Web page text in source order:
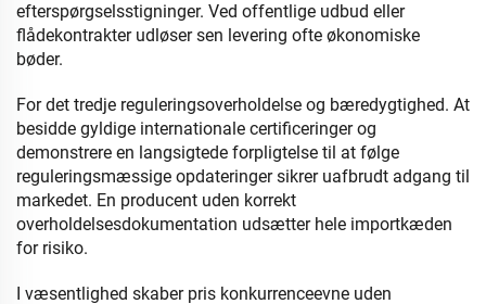
efterspørgselsstigninger. Ved offentlige udbud eller
flådekontrakter udløser sen levering ofte økonomiske
bøder.
For det tredje reguleringsoverholdelse og bæredygtighed. At
besidde gyldige internationale certificeringer og
demonstrere en langsigtede forpligtelse til at følge
reguleringsmæssige opdateringer sikrer uafbrudt adgang til
markedet. En producent uden korrekt
overholdelsesdokumentation udsætter hele importkæden
for risiko.
I væsentlighed skaber pris konkurrenceevne uden